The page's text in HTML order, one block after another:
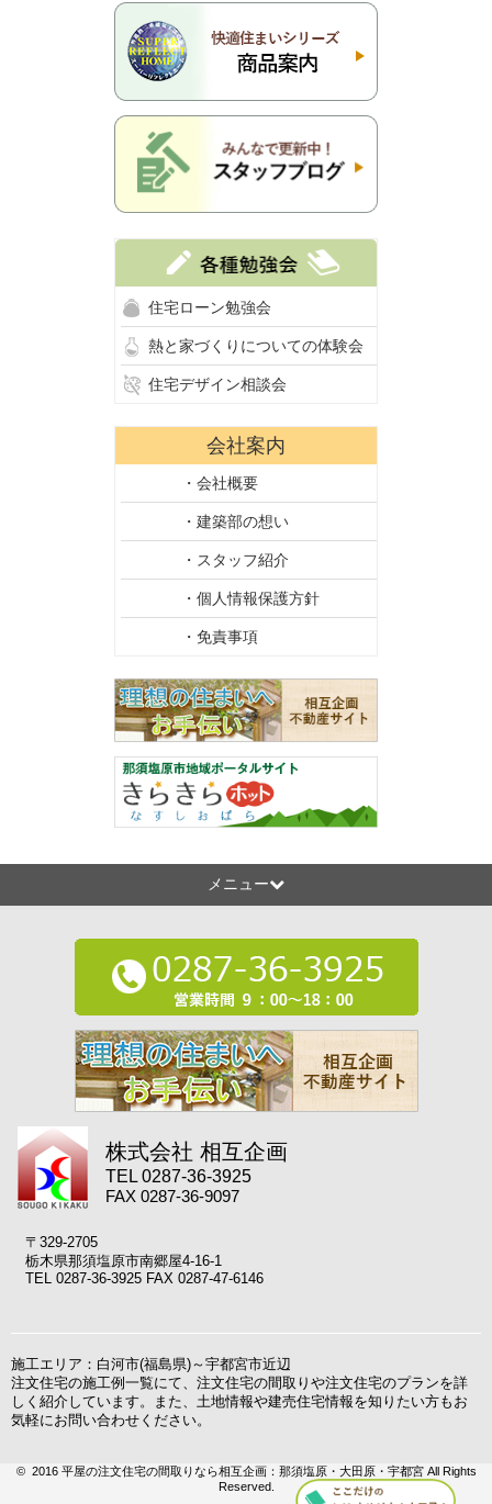
住宅ローン勉強会
熱と家づくりについての体験会
住宅デザイン相談会
会社案内
・会社概要
・建築部の想い
・スタッフ紹介
・個人情報保護方針
・免責事項
メニュー
株式会社 相互企画
TEL 0287-36-3925
FAX 0287-36-9097
〒329-2705
栃木県那須塩原市南郷屋4-16-1
TEL 0287-36-3925 FAX 0287-47-6146
施工エリア：白河市(福島県)～宇都宮市近辺
注文住宅の施工例一覧にて、注文住宅の間取りや注文住宅のプランを詳
しく紹介しています。また、土地情報や建売住宅情報を知りたい方もお
気軽にお問い合わせください。
© 2016 平屋の注文住宅の間取りなら相互企画：那須塩原・大田原・宇都宮 All Rights
Reserved.